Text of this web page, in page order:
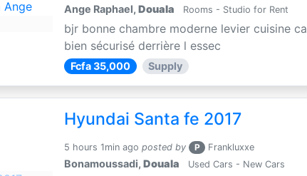
Ange Raphael,Douala Rooms - Studio for Rent
bjr bonne chambre moderne levier cuisine
bien sécurisé derrière l essec
Fcfa 35,000 Supply
Hyundai Santa fe 2017
5 hours 1min ago posted by P Frankluxxe
Bonamoussadi,Douala Used Cars - New Cars